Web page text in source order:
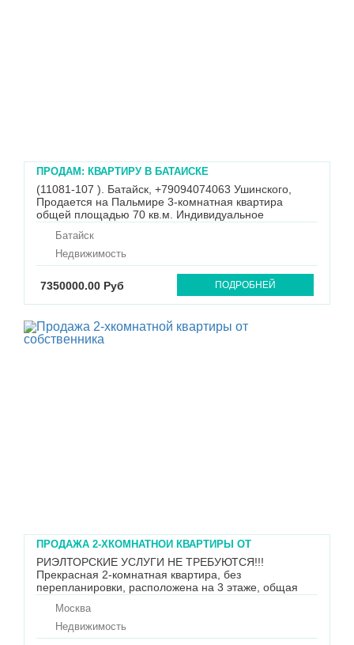
ПРОДАМ: КВАРТИРУ В БАТАЙСКЕ
(11081-107 ). Батайск, +79094074063 Ушинского,
Продается на Пальмире 3-комнатная квартира
общей площадью 70 кв.м. Индивидуальное
застекленных и утепленных балкона. Остаются
встроенная мебель и техника. Остальное по
договоренности. Тихое спокойное место. Ря...
Батайск
7350000.00 Руб
Недвижимость
ПОДРОБНЕЙ
ПРОДАЖА 2-ХКОМНАТНОЙ КВАРТИРЫ ОТ
РИЭЛТОРСКИЕ УСЛУГИ НЕ ТРЕБУЮТСЯ!!!
Прекрасная 2-комнатная квартира, без
перепланировки, расположена на 3 этаже, общая
кухни 10,2 м², высота потолков 2,7 м., санузел
раздельный. Просторные изолированные комнаты
(18,1 и 14,2) на обе стороны дома. Лоджия ...
Москва
Недвижимость